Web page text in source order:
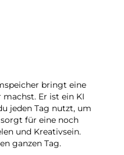
bringt eine
Er ist ein KI
jeden Tag nutzt, um
für eine noch
und Kreativsein.
ganzen Tag.